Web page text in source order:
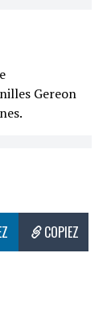
Gereon
COPIEZ